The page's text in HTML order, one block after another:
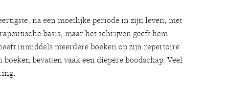
na een moeilijke periode in zijn leven, met
basis, maar het schrijven geeft hem
inmiddels meerdere boeken op zijn repertoire
bevatten vaak een diepere boodschap. Veel